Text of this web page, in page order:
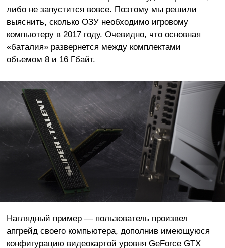
либо не запустится вовсе. Поэтому мы решили
выяснить, сколько ОЗУ необходимо игровому
компьютеру в 2017 году. Очевидно, что основная
«баталия» развернется между комплектами
объемом 8 и 16 Гбайт.
Наглядный пример — пользователь произвел
апгрейд своего компьютера, дополнив имеющуюся
конфигурацию видеокартой уровня GeForce GTX